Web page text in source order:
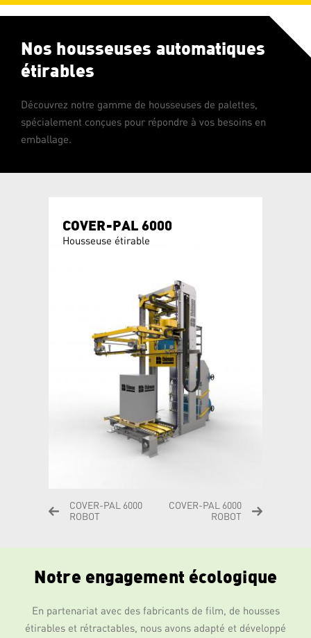
Nos housseuses automatiques
étirables
Découvrez notre gamme de housseuses de palettes,
spécialement conçues pour répondre à vos besoins en
emballage.
COVER-PAL 6000
Housseuse étirable
COVER-PAL 6000
ROBOT
COVER-PAL 6000
ROBOT
Notre engagement écologique
En partenariat avec des fabricants de film, de housses
étirables et rétractables, nous avons adapté et développé